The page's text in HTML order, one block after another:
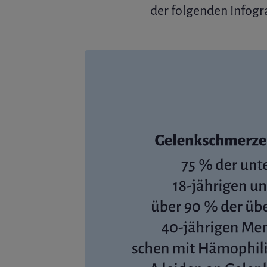
der folgenden